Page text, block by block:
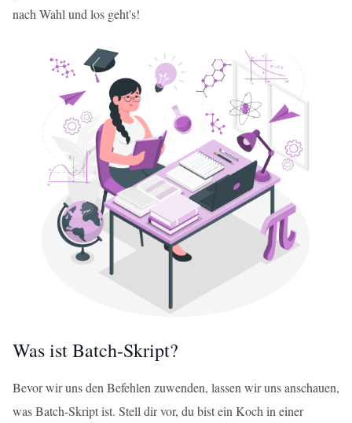
nach Wahl und los geht's!
Was ist Batch-Skript?
Bevor wir uns den Befehlen zuwenden, lassen wir uns anschauen,
was Batch-Skript ist. Stell dir vor, du bist ein Koch in einer